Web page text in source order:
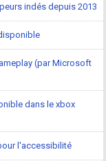
indés depuis 2013
(par Microsoft
dans le xbox
l'accessibilité